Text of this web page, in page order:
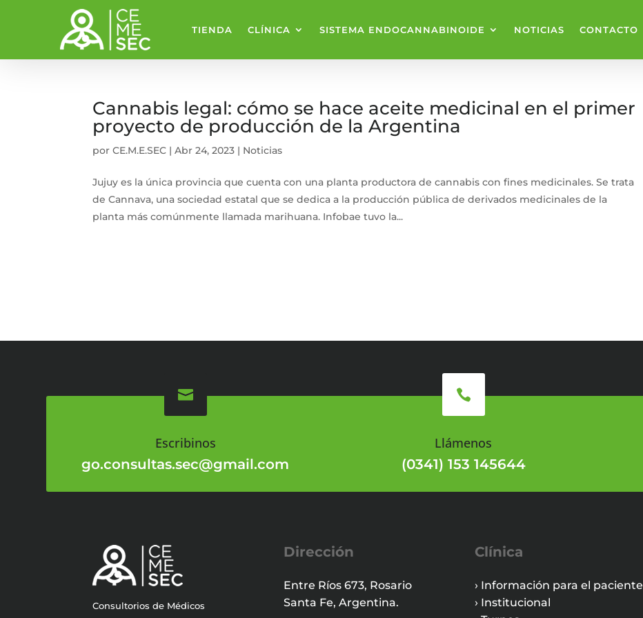
TIENDA CLÍNICA SISTEMA ENDOCANNABINOIDE NOTICIAS CONTACTO
Cannabis legal: cómo se hace aceite medicinal en el primer
proyecto de producción de la Argentina
porCE.M.E.SEC |Abr 24, 2023 | Noticias
Jujuy es la única provincia que cuenta con una planta productora de cannabis con fines medicinales. Se trata
de Cannava, una sociedad estatal que se dedica a la producción pública de derivados medicinales de la
planta más comúnmente llamada marihuana. Infobae tuvo la...

Escribinos
go.consultas.sec@gmail.com

Llámenos
(0341) 153 145644
Consultorios de Médicos
Dirección
Entre Ríos 673, Rosario
Santa Fe, Argentina.
Clínica
› Información para el paciente
› Institucional